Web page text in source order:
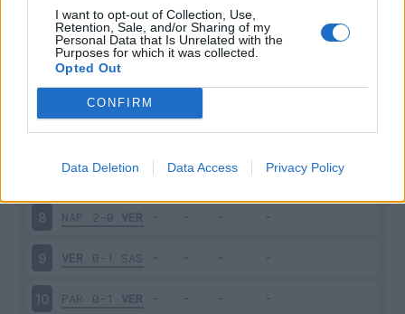
I want to opt-out of Collection, Use,
Retention, Sale, and/or Sharing of my
Personal Data that Is Unrelated with the
Purposes for which it was collected.
Opted Out
CONFIRM
Data Deletion Data Access Privacy Policy
VER 0-1 MIL
JUV 2-1 VER
0-0 UDI
6 CAG 1-1 VER
VER 2-0 SAM
8 NAP 2-0 VER
9 VER 0-1 SAS
10 PAR 0-1 VER